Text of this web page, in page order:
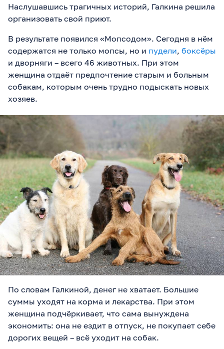
Наслушавшись трагичных историй, Галкина решила
организовать свой приют.
В результате появился «Мопсодом». Сегодня в нём
содержатся не только мопсы, но и пудели, боксёры
и дворняги – всего 46 животных. При этом
женщина отдаёт предпочтение старым и больным
собакам, которым очень трудно подыскать новых
хозяев.
По словам Галкиной, денег не хватает. Большие
суммы уходят на корма и лекарства. При этом
женщина подчёркивает, что сама вынуждена
экономить: она не ездит в отпуск, не покупает себе
дорогих вещей – всё уходит на собак.